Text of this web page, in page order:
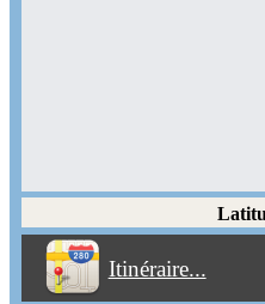
Itinéraire...
Éviter les autoroutes
Éviter les péages
Partir! Reset